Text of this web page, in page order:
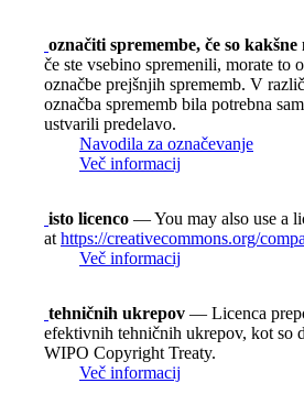
označiti spremembe, če so kakšne
če ste vsebino spremenili, morate to
označbe prejšnjih sprememb. V
označba sprememb bila potrebna
ustvarili predelavo.
Navodila za označevanje
Več informacij
isto licenco — You may also use a
at https://creativecommons.org/
Več informacij
tehničnih ukrepov — Licenca
efektivnih tehničnih ukrepov, kot so
WIPO Copyright Treaty.
Več informacij